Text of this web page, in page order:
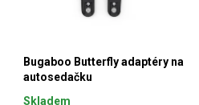
Bugaboo Butterfly adaptéry na
autosedačku
Skladem